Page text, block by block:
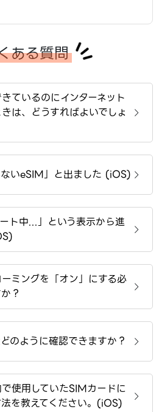
ある質問
ているのにインターネット
は、どうすればよいでしょ
ないeSIM」と出ました (iOS)
ート中...」という表示から進
ミングを「オン」にする必
？
のように確認できますか？
使用していたSIMカードに
を教えてください。(iOS)